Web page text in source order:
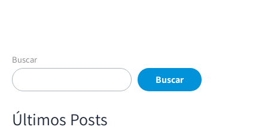
Buscar
Buscar
Últimos Posts